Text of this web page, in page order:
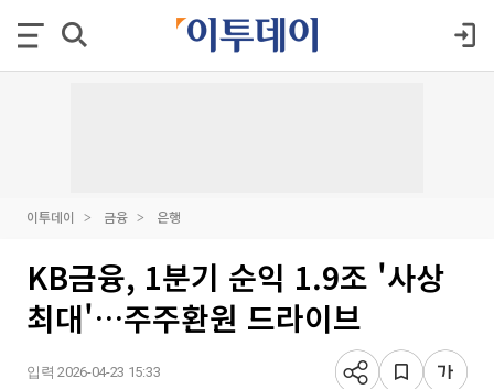
이투데이 금융 은행
KB금융, 1분기 순익 1.9조 '사상
최대'…주주환원 드라이브
입력 2026-04-23 15:33